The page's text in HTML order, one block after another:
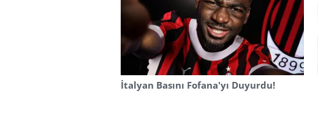
İtalyan Basını Fofana'yı Duyurdu!